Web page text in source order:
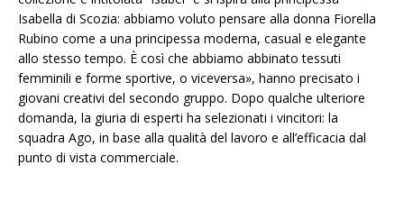
Isabella di Scozia: abbiamo voluto pensare alla donna Fiorella
Rubino come a una principessa moderna, casual e elegante
allo stesso tempo. È così che abbiamo abbinato tessuti
femminili e forme sportive, o viceversa», hanno precisato i
giovani creativi del secondo gruppo. Dopo qualche ulteriore
domanda, la giuria di esperti ha selezionati i vincitori: la
squadra Ago, in base alla qualità del lavoro e all’efficacia dal
punto di vista commerciale.